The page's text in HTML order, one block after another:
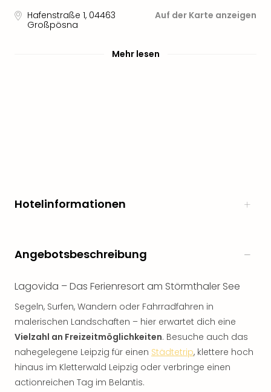
Hafenstraße 1, 04463
Großpösna
Auf der Karte anzeigen
Mehr lesen
Hotelinformationen
Angebotsbeschreibung
Lagovida – Das Ferienresort am Störmthaler See
Segeln, Surfen, Wandern oder Fahrradfahren in
malerischen Landschaften – hier erwartet dich eine
Vielzahl an Freizeitmöglichkeiten. Besuche auch das
nahegelegene Leipzig für einen Städtetrip, klettere hoch
hinaus im Kletterwald Leipzig oder verbringe einen
actionreichen Tag im Belantis.